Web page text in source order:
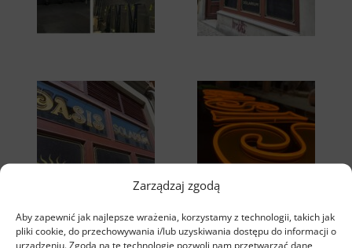
Zarządzaj zgodą
Aby zapewnić jak najlepsze wrażenia, korzystamy z technologii, takich jak
pliki cookie, do przechowywania i/lub uzyskiwania dostępu do informacji o
urządzeniu. Zgoda na te technologie pozwoli nam przetwarzać dane,